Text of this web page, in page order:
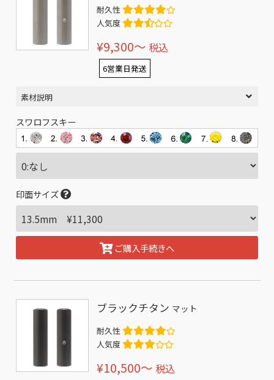
耐久性
人気度
¥9,300〜 税込
6営業日発送
素材説明
スワロフスキー
印面サイズ
ご購入手続きへ
ブラックチタン マット
耐久性
人気度
¥10,500〜 税込